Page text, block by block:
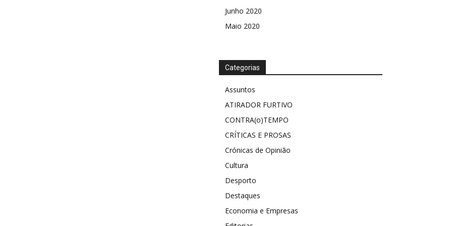
Junho 2020
Maio 2020
Categorias
Assuntos
ATIRADOR FURTIVO
CONTRA(o)TEMPO
CRÍTICAS E PROSAS
Crónicas de Opinião
Cultura
Desporto
Destaques
Economia e Empresas